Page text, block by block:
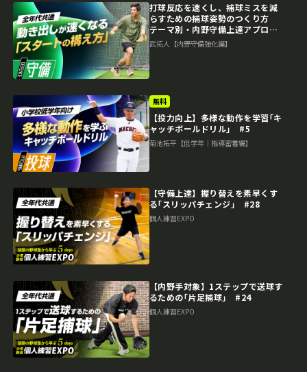
打球反応を速くし、捕球ミスを減
らすための捕球姿勢のつくり方
テーマ別・内野守備上達アプロー
チ
武拓人【内野守備強化編】
無料
【投力向上】多様な動作を学習｢キ
ャッチボールドリル｣ #5
菊池拓平【低学年｜指導密着編】
【守備上達】握り替えを素早くす
る｢スリッパチェンジ｣ #28
個人練習EXPO
【内野手対象】1ステップで送球す
るための｢片足捕球｣ #24
個人練習EXPO